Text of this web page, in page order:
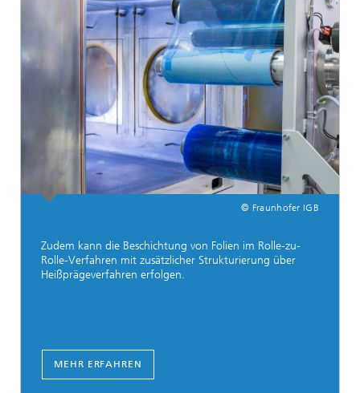
© Fraunhofer IGB
Zudem kann die Beschichtung von Folien im Rolle-zu-
Rolle-Verfahren mit zusätzlicher Strukturierung über
Heißprägeverfahren erfolgen.
MEHR ERFAHREN